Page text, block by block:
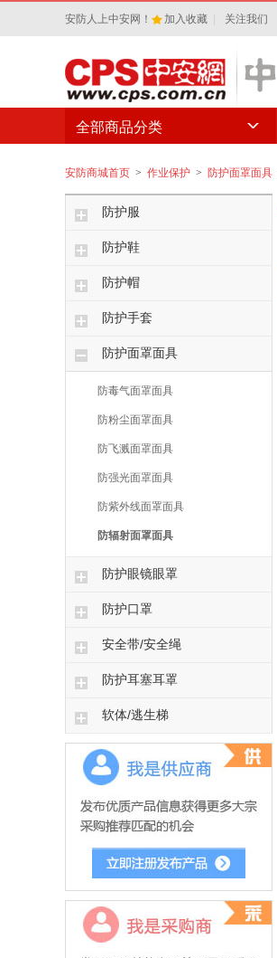
安防人上中安网！ 加入收藏 关注我们
全部商品分类
安防商城首页 > 作业保护 > 防护面罩面具
防护服
防护鞋
防护帽
防护手套
防护面罩面具
防毒气面罩面具
防粉尘面罩面具
防飞溅面罩面具
防强光面罩面具
防紫外线面罩面具
防辐射面罩面具
防护眼镜眼罩
防护口罩
安全带/安全绳
防护耳塞耳罩
软体/逃生梯